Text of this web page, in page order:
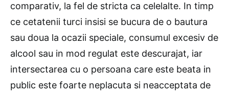
comparativ, la fel de stricta ca celelalte. In timp
ce cetatenii turci insisi se bucura de o bautura
sau doua la ocazii speciale, consumul excesiv de
alcool sau in mod regulat este descurajat, iar
intersectarea cu o persoana care este beata in
public este foarte neplacuta si neacceptata de